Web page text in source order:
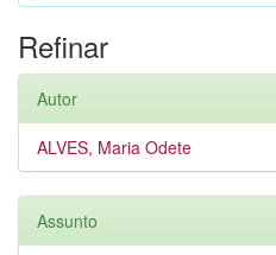
Refinar
Autor
ALVES, Maria Odete
Assunto